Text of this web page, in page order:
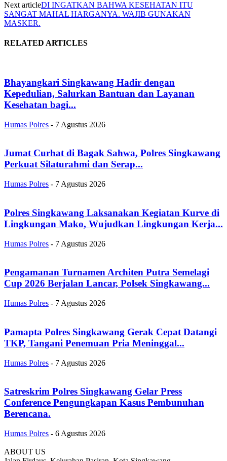
Next articleDI INGATKAN BAHWA KESEHATAN ITU
SANGAT MAHAL HARGANYA. WAJIB GUNAKAN
MASKER.
RELATED ARTICLES
Bhayangkari Singkawang Hadir dengan
Kepedulian, Salurkan Bantuan dan Layanan
Kesehatan bagi...
Humas Polres - 7 Agustus 2026
Jumat Curhat di Bagak Sahwa, Polres Singkawang
Perkuat Silaturahmi dan Serap...
Humas Polres - 7 Agustus 2026
Polres Singkawang Laksanakan Kegiatan Kurve di
Lingkungan Mako, Wujudkan Lingkungan Kerja...
Humas Polres - 7 Agustus 2026
Pengamanan Turnamen Architen Putra Semelagi
Cup 2026 Berjalan Lancar, Polsek Singkawang...
Humas Polres - 7 Agustus 2026
Pamapta Polres Singkawang Gerak Cepat Datangi
TKP, Tangani Penemuan Pria Meninggal...
Humas Polres - 7 Agustus 2026
Satreskrim Polres Singkawang Gelar Press
Conference Pengungkapan Kasus Pembunuhan
Berencana.
Humas Polres - 6 Agustus 2026
ABOUT US